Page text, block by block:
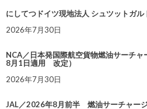
にしてつドイツ現地法人 シュツットガ
2026年7月30日
NCA／日本発国際航空貨物燃油サーチ
8月1日適用 改定）
2026年7月30日
JAL／2026年8月前半 燃油サーチャー